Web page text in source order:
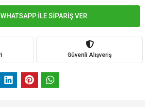
WHATSAPP İLE SİPARİŞ VER
Güvenli Alışveriş